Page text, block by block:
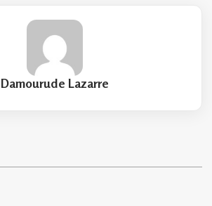
Damourude Lazarre